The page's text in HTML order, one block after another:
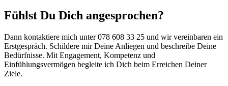
Fühlst Du Dich angesprochen?
Dann kontaktiere mich unter 078 608 33 25 und wir vereinbaren ein
Erstgespräch. Schildere mir Deine Anliegen und beschreibe Deine
Bedürfnisse. Mit Engagement, Kompetenz und
Einfühlungsvermögen begleite ich Dich beim Erreichen Deiner
Ziele.